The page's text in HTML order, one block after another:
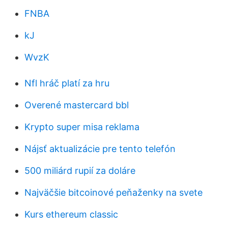
FNBA
kJ
WvzK
Nfl hráč platí za hru
Overené mastercard bbl
Krypto super misa reklama
Nájsť aktualizácie pre tento telefón
500 miliárd rupií za doláre
Najväčšie bitcoinové peňaženky na svete
Kurs ethereum classic